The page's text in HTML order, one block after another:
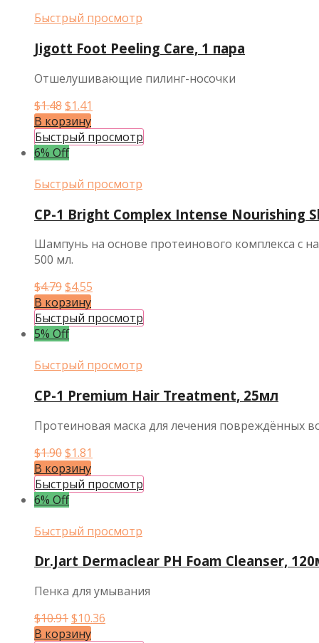
Быстрый просмотр
Jigott Foot Peeling Care, 1 пара
Отшелушивающие пилинг-носочки
$1.48Первоначальная
цена
составляла
$1.48.
$1.41
$1.41.
В корзину
Быстрый просмотр
6% Off
Быстрый просмотр
CP-1 Bright Complex Intense Nourishing
Шампунь на основе протеинового комплекса с
500 мл.
$4.79Первоначальная
цена
составляла
$4.79.
$4.55
$4.55.
В корзину
Быстрый просмотр
5% Off
Быстрый просмотр
CP-1 Premium Hair Treatment, 25мл
Протеиновая маска для лечения повреждённых
$1.90Первоначальная
цена
составляла
$1.90.
$1.81
$1.81.
В корзину
Быстрый просмотр
6% Off
Быстрый просмотр
Dr.Jart Dermaclear PH Foam Cleanser,
Пенка для умывания
$10.91Первоначальная
цена
$10.36
В корзину